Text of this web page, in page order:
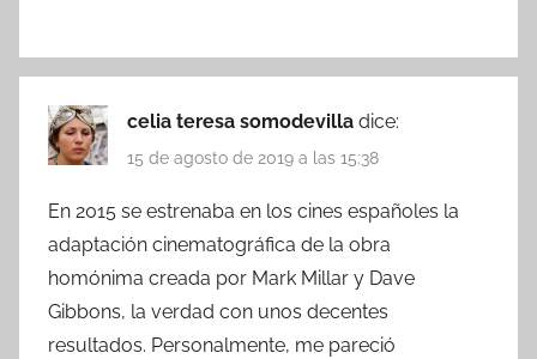
celia teresa somodevilla dice:
15 de agosto de 2019 a las 15:38
En 2015 se estrenaba en los cines españoles la
adaptación cinematográfica de la obra
homónima creada por Mark Millar y Dave
Gibbons, la verdad con unos decentes
resultados. Personalmente, me pareció